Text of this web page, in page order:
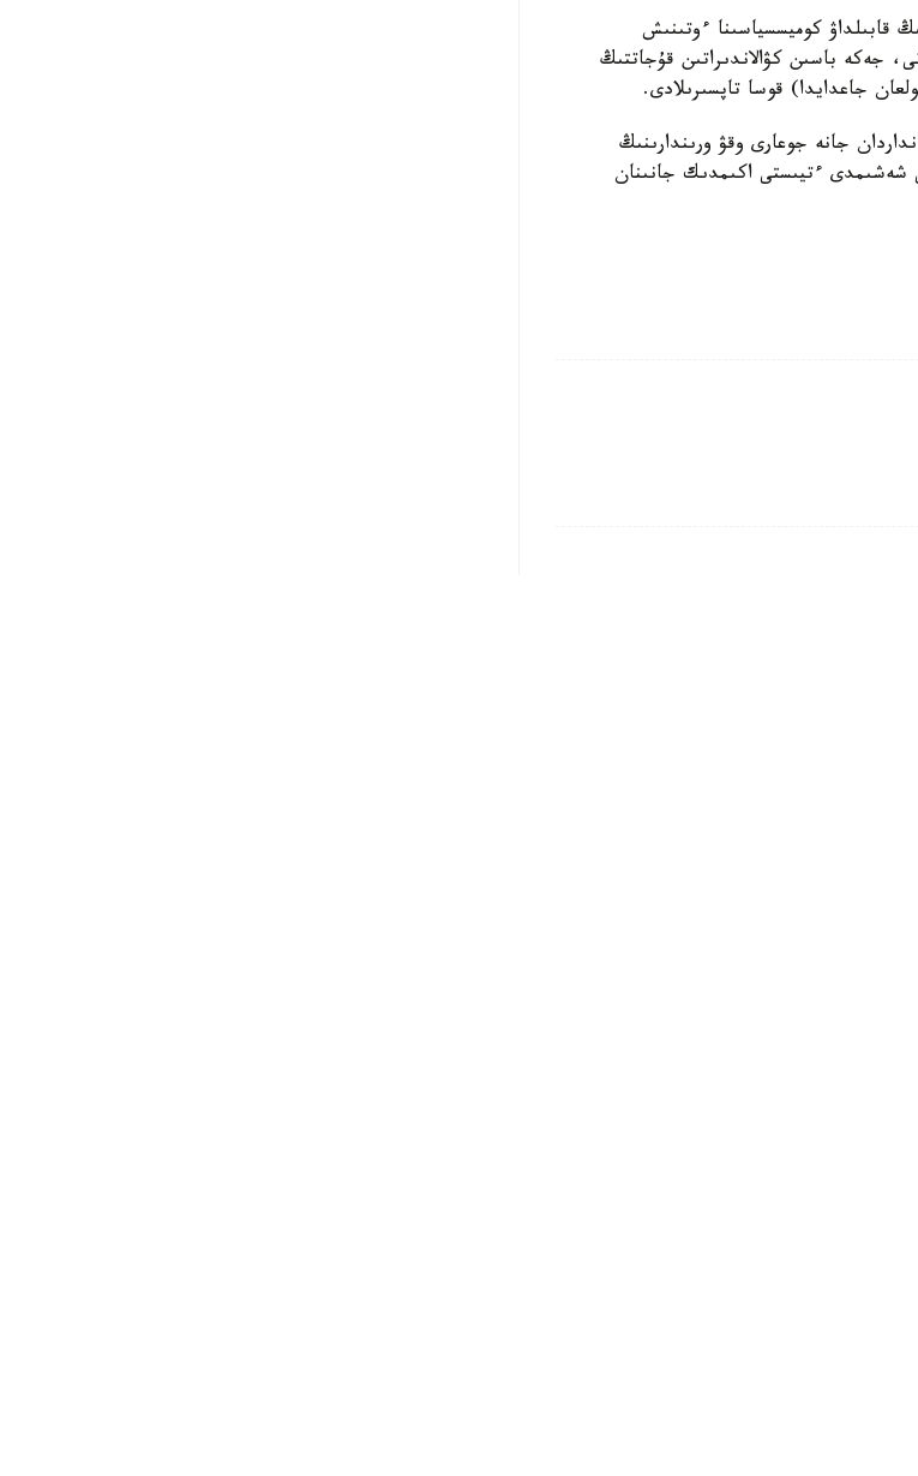
قابىلداۋ كوميسسياسىنا ءوتىنىش
جەكە باسىن كۋالاندىراتىن قۇجاتتىڭ
جاعدايدا) قوسا تاپسىرىلادى.
جانە جوعارى وقۋ ورىندارىنىڭ
شەشىمدى ءتيىستى اكىمدىك جانىنان